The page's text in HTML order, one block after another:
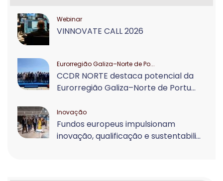
Webinar
VINNOVATE CALL 2026
Eurorregião Galiza–Norte de Po...
CCDR NORTE destaca potencial da
Eurorregião Galiza–Norte de Portu...
Inovação
Fundos europeus impulsionam
inovação, qualificação e sustentabili...